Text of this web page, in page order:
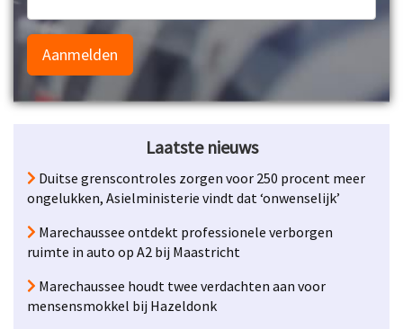
Aanmelden
Laatste nieuws
Duitse grenscontroles zorgen voor 250 procent meer
ongelukken, Asielministerie vindt dat ‘onwenselijk’
Marechaussee ontdekt professionele verborgen
ruimte in auto op A2 bij Maastricht
Marechaussee houdt twee verdachten aan voor
mensensmokkel bij Hazeldonk